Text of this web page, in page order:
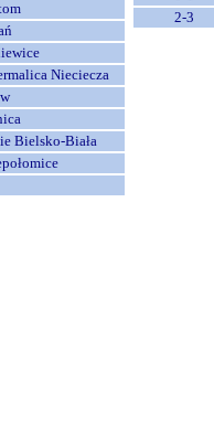
Nieciecza
Bielsko-Biała
2-3